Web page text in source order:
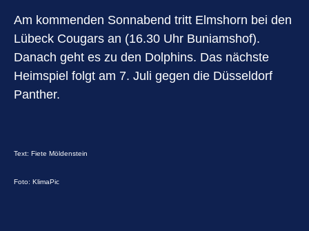
Am kommenden Sonnabend tritt Elmshorn bei den
Lübeck Cougars an (16.30 Uhr Buniamshof).
Danach geht es zu den Dolphins. Das nächste
Heimspiel folgt am 7. Juli gegen die Düsseldorf
Panther.
Text: Fiete Möldenstein
Foto: KlimaPic